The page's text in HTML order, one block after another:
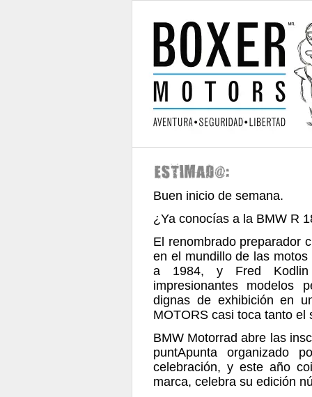
Buen inicio de semana.
¿Ya conocías a la BMW R
El renombrado preparador
en el mundillo de las
a 1984, y Fred Kodlin
impresionantes modelos
dignas de exhibición en
MOTORS casi toca tanto el
BMW Motorrad abre las
puntApunta organizado
celebración, y este año
marca, celebra su edición